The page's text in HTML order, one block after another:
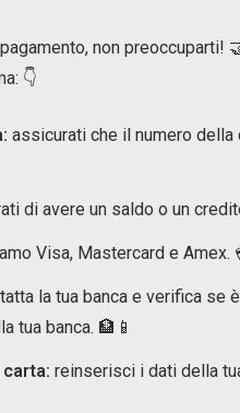
non preoccuparti!
👇
assicurati che il numero della
di avere un saldo o un
Visa, Mastercard e Amex.
la tua banca e verifica se
tua banca. 🏦📱
reinserisci i dati della